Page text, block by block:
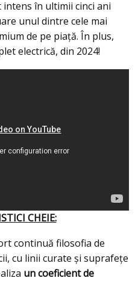
în ultimii cinci ani
unul dintre cele mai
de pe piaţă. În plus,
electrică, din 2024!
CHEIE:
continuă filosofia de
cu linii curate și suprafețe
un coeficient de